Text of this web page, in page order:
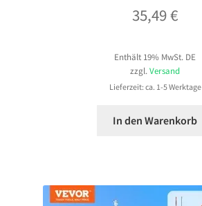
35,49€
Enthält 19% MwSt. DE
zzgl. Versand
Lieferzeit: ca. 1-5 Werktage
In den Warenkorb